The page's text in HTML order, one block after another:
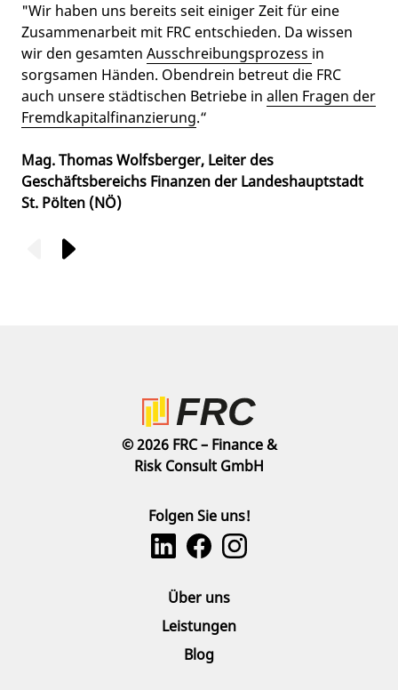
"Wir haben uns bereits seit einiger Zeit für eine
Zusammenarbeit mit FRC entschieden. Da wissen
wir den gesamten Ausschreibungsprozess in
sorgsamen Händen. Obendrein betreut die FRC
auch unsere städtischen Betriebe in allen Fragen der
Fremdkapitalfinanzierung.“
Mag. Thomas Wolfsberger, Leiter des
Geschäftsbereichs Finanzen der Landeshauptstadt
St. Pölten (NÖ)
© 2026 FRC – Finance &
Risk Consult GmbH
Folgen Sie uns!
Über uns
Leistungen
Blog